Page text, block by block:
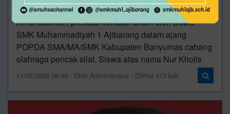
Banyumas 2026!
Alhamdulillah, prestasi kembali diraih oleh siswa
SMK Muhammadiyah 1 Ajibarang dalam ajang
POPDA SMA/MA/SMK Kabupaten Banyumas cabang
olahraga pencak silat. Siswa atas nama Nur Kholis
11/05/2026 08:49 - Oleh Administrator - Dilihat 473 kali